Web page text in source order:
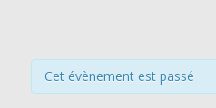
Cet évènement est passé